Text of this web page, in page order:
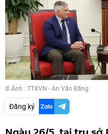
© Ảnh : TTXVN - An Văn Đăng
Đăng ký